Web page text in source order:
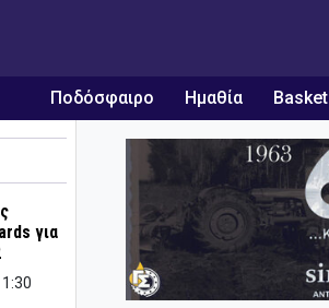
Ποδόσφαιρο Ημαθία Basket
για